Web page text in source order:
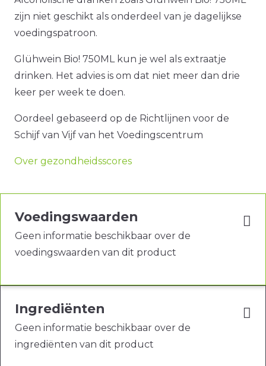
zijn niet geschikt als onderdeel van je dagelijkse
voedingspatroon.
Glühwein Bio! 750ML kun je wel als extraatje
drinken. Het advies is om dat niet meer dan drie
keer per week te doen.
Oordeel gebaseerd op de Richtlijnen voor de
Schijf van Vijf van het Voedingscentrum
Over gezondheidsscores
Voedingswaarden
Geen informatie beschikbaar over de
voedingswaarden van dit product
Ingrediënten
Geen informatie beschikbaar over de
ingrediënten van dit product